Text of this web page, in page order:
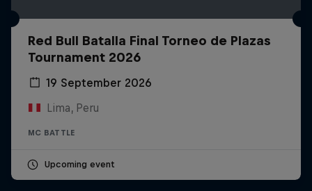
Red Bull Batalla Final Torneo de Plazas
Tournament 2026
19 September 2026
Lima, Peru
MC BATTLE
Upcoming event